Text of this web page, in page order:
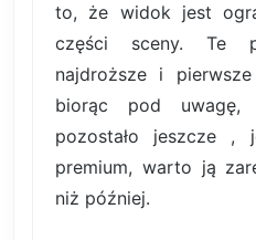
to, że widok jest
części sceny. Te
najdroższe i
biorąc pod
pozostało jeszcze ,
premium, warto ją
niż później.